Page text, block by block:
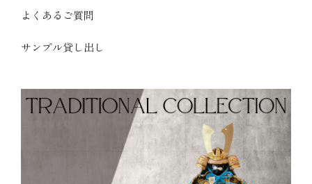
よくあるご質問
サンプル貸し出し